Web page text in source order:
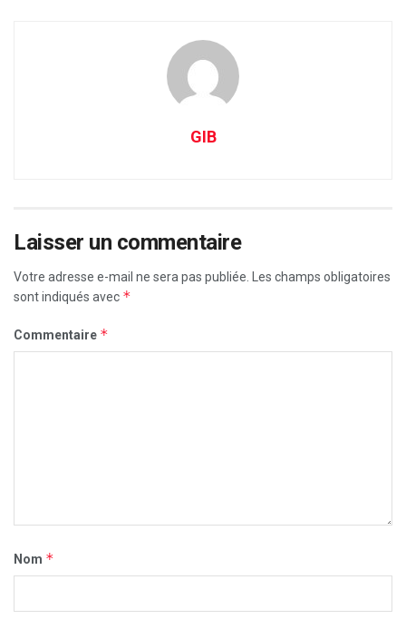
GIB
Laisser un commentaire
Votre adresse e-mail ne sera pas publiée.
Les champs obligatoires
sont indiqués avec *
Commentaire *
Nom *